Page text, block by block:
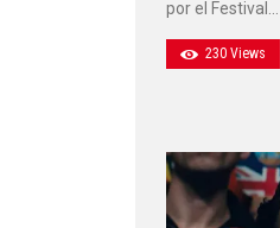
por el Festival…
230 Views